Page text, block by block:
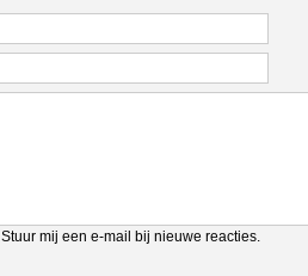
Stuur mij een e-mail bij nieuwe reacties.